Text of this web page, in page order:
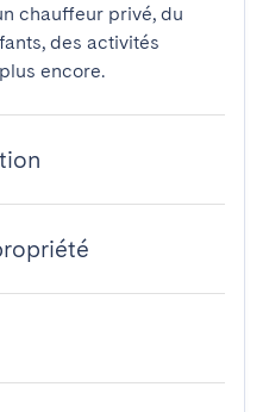
chauffeur privé, du
des activités
encore.